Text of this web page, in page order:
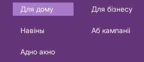
Основная
навигация
Для дому Для бізнесу
Навіны
Аб кампаніі
Адно акно